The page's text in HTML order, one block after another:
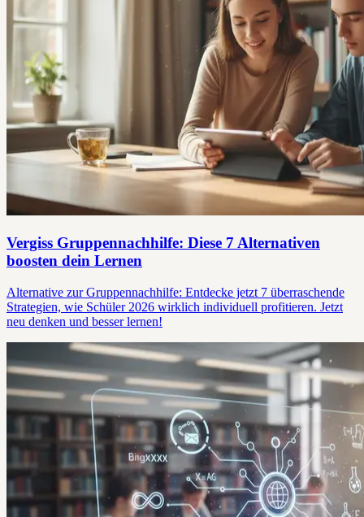
Vergiss Gruppennachhilfe: Diese 7 Alternativen
boosten dein Lernen
Alternative zur Gruppennachhilfe: Entdecke jetzt 7 überraschende
Strategien, wie Schüler 2026 wirklich individuell profitieren. Jetzt
neu denken und besser lernen!